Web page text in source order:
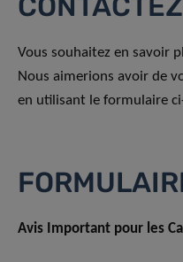
Vous souhaitez en savoir
Nous aimerions avoir de
en utilisant le formulaire
Avis Important pour les